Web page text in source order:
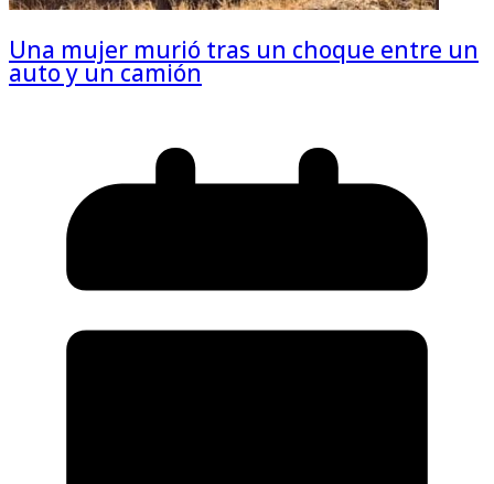
Una mujer murió tras un choque entre un
auto y un camión